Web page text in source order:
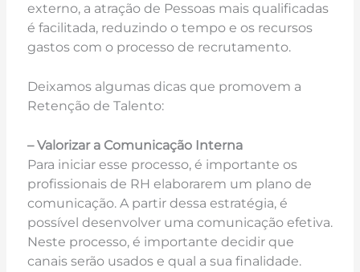
externo, a atração de Pessoas mais qualificadas
é facilitada, reduzindo o tempo e os recursos
gastos com o processo de recrutamento.
Deixamos algumas dicas que promovem a
Retenção de Talento:
– Valorizar a Comunicação Interna
Para iniciar esse processo, é importante os
profissionais de RH elaborarem um plano de
comunicação. A partir dessa estratégia, é
possível desenvolver uma comunicação efetiva.
Neste processo, é importante decidir que
canais serão usados e qual a sua finalidade.